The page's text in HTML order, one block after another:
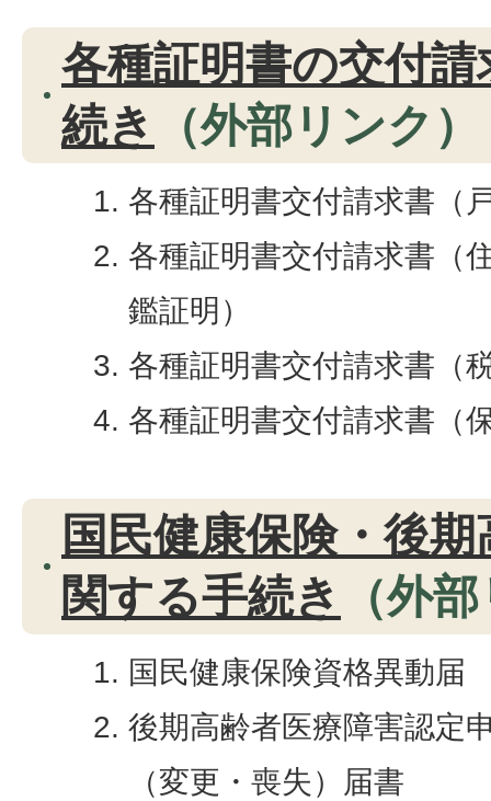
各種証明書の交付
続き
（外部リンク）
各種証明書交付請求書（
各種証明書交付請求書（
鑑証明）
各種証明書交付請求書（
各種証明書交付請求書（
国民健康保険・後
関する手続き
（外
国民健康保険資格異動届
後期高齢者医療障害認定
（変更・喪失）届書